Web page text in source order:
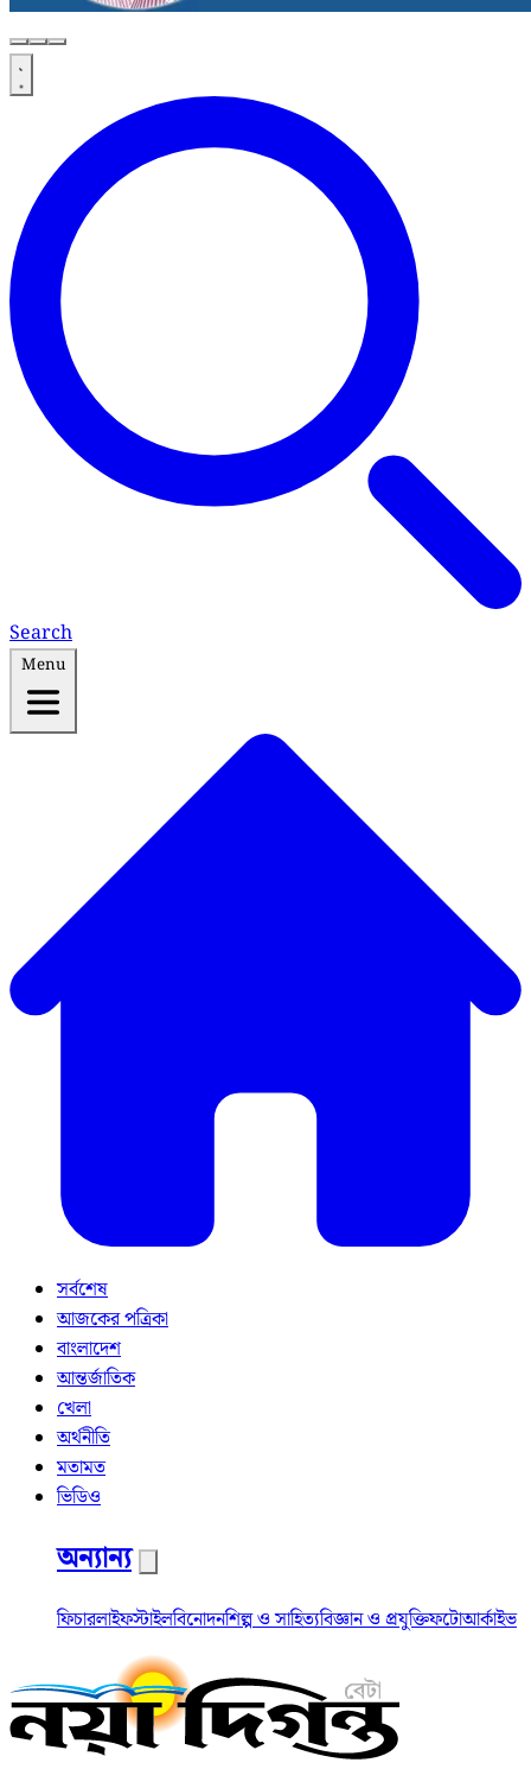
Search
Menu
সর্বশেষ
আজকের পত্রিকা
বাংলাদেশ
আন্তর্জাতিক
খেলা
অর্থনীতি
মতামত
ভিডিও
অন্যান্য
ফিচারলাইফস্টাইলবিনোদনশিল্প ও সাহিত্যবিজ্ঞান ও প্রযুক্তিফটোআর্কাইভ